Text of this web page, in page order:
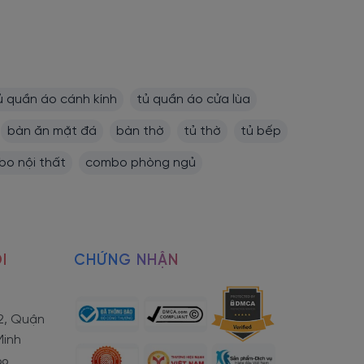
quần áo cánh kính tủ quần áo cửa lùa
bàn ăn mặt đá bàn thờ tủ thờ tủ bếp
nội thất combo phòng ngủ
Quận
CHỨNG NHẬN